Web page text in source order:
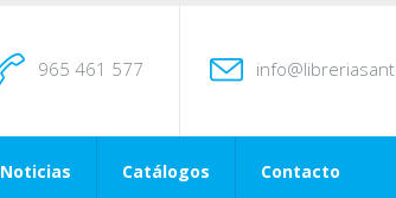
965 461 577
Noticias Catálogos Contacto